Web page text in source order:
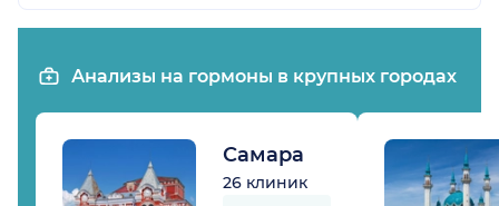
Анализы на гормоны в крупных городах
Самара
26 клиник